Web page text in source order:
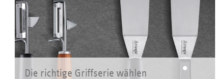
Die richtige Griffserie wählen